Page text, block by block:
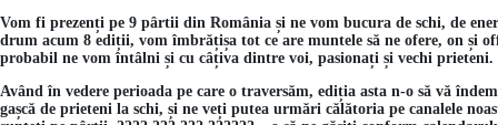
Vom fi prezenți pe 9 pârtii din România și ne vom bucura de schi, de
drum acum 8 ediții, vom îmbrățișa tot ce are muntele să ne ofere, on și
probabil ne vom întâlni și cu câțiva dintre voi, pasionați și vechi prieteni.
Având în vedere perioada pe care o traversăm, ediția asta n-o să vă
gașcă de prieteni la schi, și ne veți putea urmări călătoria pe canalele